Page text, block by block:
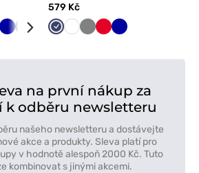
TmavěTmavěMátová
ModráČerná
579 Kč
Námořnická
Bílá ŠedáČervenáTmavě
na první nákup za
k odběru newsletteru
našeho newsletteru a dostávejte
akce a produkty. Sleva platí pro
v hodnotě alespoň 2000 Kč. Tuto
kombinovat s jinými akcemi.